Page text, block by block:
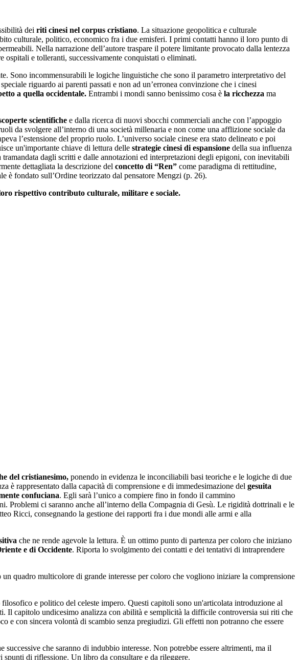
dei riti cinesi nel corpus cristiano. La situazione geopolitica e culturale
culturale, politico, economico fra i due emisferi. I primi contatti hanno il loro punto di
Nella narrazione dell’autore traspare il potere limitante provocato dalla lentezza
e tolleranti, successivamente conquistati o eliminati.
Sono incommensurabili le logiche linguistiche che sono il parametro interpretativo del
riguardo ai parenti passati e non ad un’erronea convinzione che i cinesi
a quella occidentale. Entrambi i mondi sanno benissimo cosa è la ricchezza ma
scientifiche e dalla ricerca di nuovi sbocchi commerciali anche con l’appoggio
da svolgere all’interno di una società millenaria e non come una afflizione sociale da
l’estensione del proprio ruolo. L’universo sociale cinese era stato delineato e poi
un'importante chiave di lettura delle strategie cinesi di espansione della sua influenza
tramandata dagli scritti e dalle annotazioni ed interpretazioni degli epigoni, con inevitabili
dettagliata la descrizione del concetto di “Ren” come paradigma di rettitudine,
è fondato sull’Ordine teorizzato dal pensatore Mengzi (p. 26).
rispettivo contributo culturale, militare e sociale.
del cristianesimo, ponendo in evidenza le inconciliabili basi teoriche e le logiche di due
è rappresentato dalla capacità di comprensione e di immedesimazione del gesuita
confuciana. Egli sarà l’unico a compiere fino in fondo il cammino
Problemi ci saranno anche all’interno della Compagnia di Gesù. Le rigidità dottrinali e le
Ricci, consegnando la gestione dei rapporti fra i due mondi alle armi e alla
che ne rende agevole la lettura. È un ottimo punto di partenza per coloro che iniziano
e di Occidente. Riporta lo svolgimento dei contatti e dei tentativi di intraprendere
quadro multicolore di grande interesse per coloro che vogliono iniziare la comprensione
e politico del celeste impero. Questi capitoli sono un'articolata introduzione al
capitolo undicesimo analizza con abilità e semplicità la difficile controversia sui riti che
e con sincera volontà di scambio senza pregiudizi. Gli effetti non potranno che essere
che saranno di indubbio interesse. Non potrebbe essere altrimenti, ma il
di riflessione. Un libro da consultare e da rileggere.